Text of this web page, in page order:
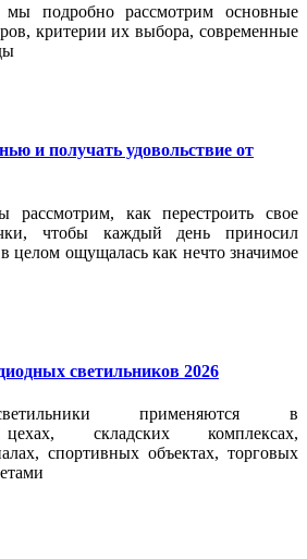
подробно рассмотрим основные
критерии их выбора, современные
и получать удовольствие от
рассмотрим, как перестроить свое
чтобы каждый день приносил
целом ощущалась как нечто значимое
светильников 2026
применяются в
цехах, складских комплексах,
спортивных объектах, торговых